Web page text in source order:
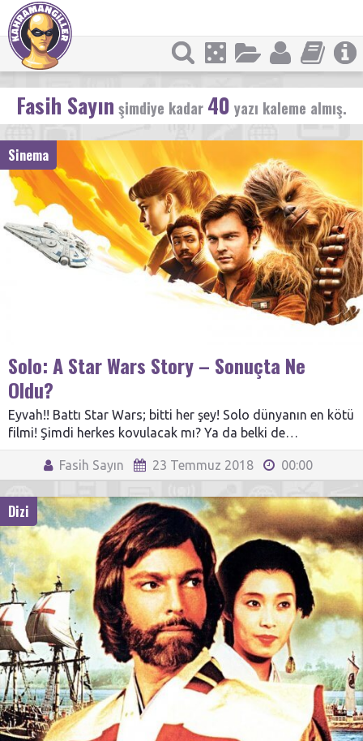
Fasih Sayın şimdiye kadar 40 yazı kaleme almış.
Sinema
Solo: A Star Wars Story – Sonuçta Ne
Oldu?
Eyvah!! Battı Star Wars; bitti her şey! Solo dünyanın en kötü
filmi! Şimdi herkes kovulacak mı? Ya da belki de…
Fasih Sayın 23 Temmuz 2018 00:00
Dizi